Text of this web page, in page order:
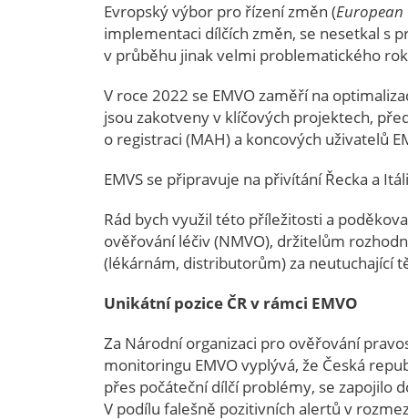
Evropský výbor pro řízení změn (European
implementaci dílčích změn, se nesetkal s
v průběhu jinak velmi problematického
V roce 2022 se EMVO zaměří na
jsou zakotveny v klíčových projektech,
o registraci (MAH) a koncových uživatelů
EMVS se připravuje na přivítání Řecka a
Rád bych využil této příležitosti a
ověřování léčiv (NMVO), držitelům
(lékárnám, distributorům) za neutuchající
Unikátní pozice ČR v rámci EMVO
Za Národní organizaci pro ověřování
monitoringu EMVO vyplývá, že Česká
přes počáteční dílčí problémy, se zapojilo
V podílu falešně pozitivních alertů v